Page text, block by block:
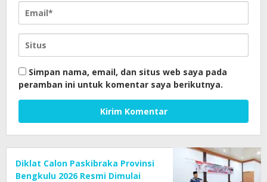
Simpan nama, email, dan situs web saya pada
peramban ini untuk komentar saya berikutnya.
Diklat Calon Paskibraka Provinsi
Bengkulu 2026 Resmi Dimulai